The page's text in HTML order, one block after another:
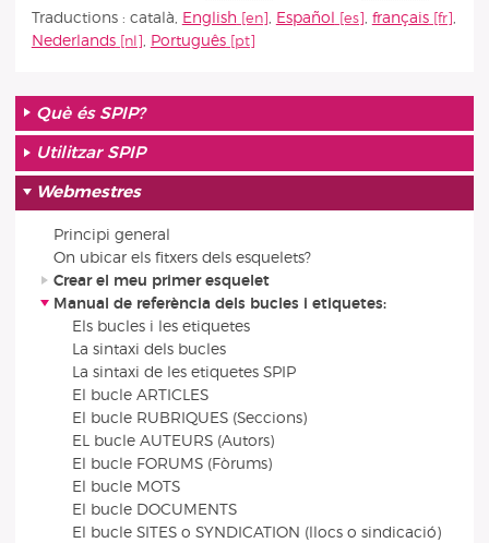
Traductions : català English Español français
Nederlands
Português
Què és SPIP?
Utilitzar SPIP
Webmestres
Principi general
On ubicar els fitxers dels esquelets?
Crear el meu primer esquelet
Manual de referència dels bucles i etiquetes:
Els bucles i les etiquetes
La sintaxi dels bucles
La sintaxi de les etiquetes SPIP
El bucle ARTICLES
El bucle RUBRIQUES (Seccions)
EL bucle AUTEURS (Autors)
El bucle FORUMS (Fòrums)
El bucle MOTS
El bucle DOCUMENTS
El bucle SITES o SYNDICATION (llocs o sindicació)